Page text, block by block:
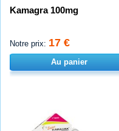
Kamagra 100mg
Notre prix: 17 €
Au panier